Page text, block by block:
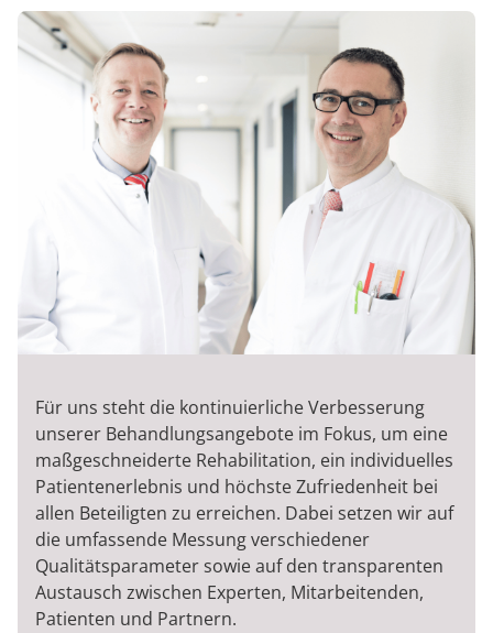
Für uns steht die kontinuierliche Verbesserung
unserer Behandlungsangebote im Fokus, um eine
maßgeschneiderte Rehabilitation, ein individuelles
Patientenerlebnis und höchste Zufriedenheit bei
allen Beteiligten zu erreichen. Dabei setzen wir auf
die umfassende Messung verschiedener
Qualitätsparameter sowie auf den transparenten
Austausch zwischen Experten, Mitarbeitenden,
Patienten und Partnern.